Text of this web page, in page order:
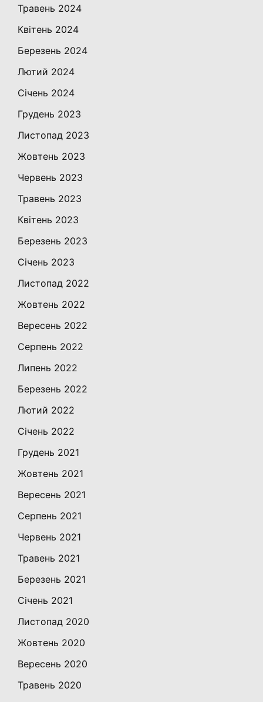
Травень 2024
Квітень 2024
Березень 2024
Лютий 2024
Січень 2024
Грудень 2023
Листопад 2023
Жовтень 2023
Червень 2023
Травень 2023
Квітень 2023
Березень 2023
Січень 2023
Листопад 2022
Жовтень 2022
Вересень 2022
Серпень 2022
Липень 2022
Березень 2022
Лютий 2022
Січень 2022
Грудень 2021
Жовтень 2021
Вересень 2021
Серпень 2021
Червень 2021
Травень 2021
Березень 2021
Січень 2021
Листопад 2020
Жовтень 2020
Вересень 2020
Травень 2020